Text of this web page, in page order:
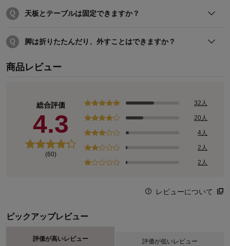
天板とテーブルは固定できますか？
脚は折りたたんだり、外すことはできますか？
脚1本につき2本のボルトを付属の六角レンチを使って取り付
商品レビュー
総合評価
4.3
(60)
32人
20人
4人
2人
2人
レビューについて
ピックアップレビュー
評価が高いレビュー 評価が低いレビュー